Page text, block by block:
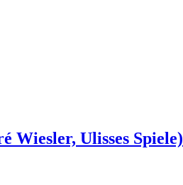
Wiesler, Ulisses Spiele)